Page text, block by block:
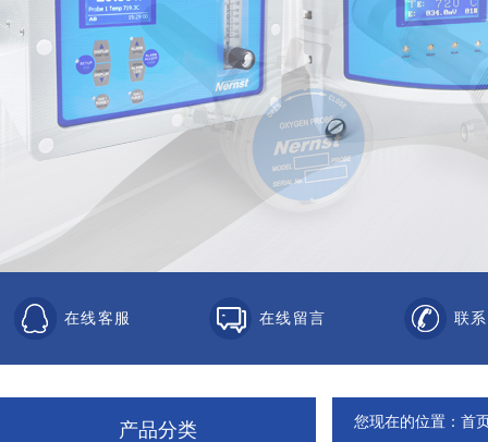
在线客服 在线留言 联
产品分类 您现在的位置： 首